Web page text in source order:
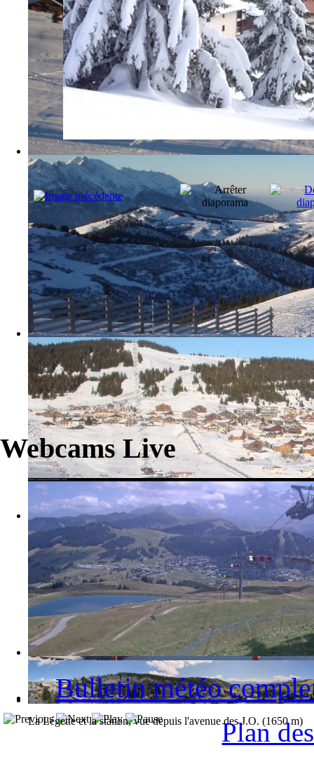
Webcams Live
La station des Saisies et le Mont-Blanc
La Légette et la station, vue depuis l'avenue des J.O. (1650 m)
Bulletin météo
Plan